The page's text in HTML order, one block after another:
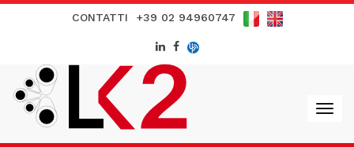
CONTATTI +39 02 94960747